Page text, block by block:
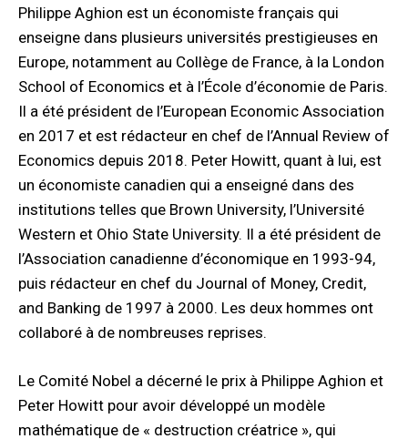
Philippe Aghion est un économiste français qui
enseigne dans plusieurs universités prestigieuses en
Europe, notamment au Collège de France, à la London
School of Economics et à l’École d’économie de Paris.
Il a été président de l’European Economic Association
en 2017 et est rédacteur en chef de l’Annual Review of
Economics depuis 2018. Peter Howitt, quant à lui, est
un économiste canadien qui a enseigné dans des
institutions telles que Brown University, l’Université
Western et Ohio State University. Il a été président de
l’Association canadienne d’économique en 1993-94,
puis rédacteur en chef du Journal of Money, Credit,
and Banking de 1997 à 2000. Les deux hommes ont
collaboré à de nombreuses reprises.
Le Comité Nobel a décerné le prix à Philippe Aghion et
Peter Howitt pour avoir développé un modèle
mathématique de « destruction créatrice », qui